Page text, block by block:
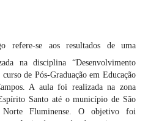
refere-se aos resultados de uma
na disciplina “Desenvolvimento
de Pós-Graduação em Educação
A aula foi realizada na zona
Santo até o município de São
Norte Fluminense. O objetivo foi